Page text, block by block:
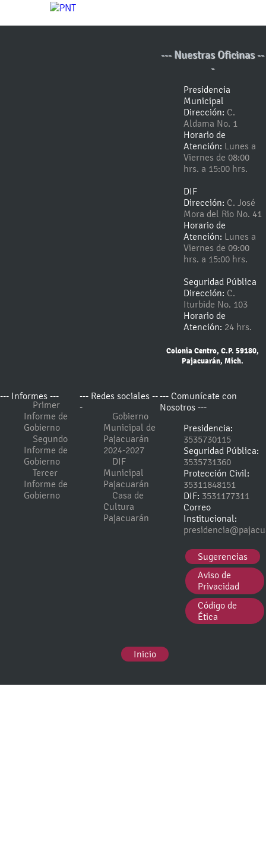
--- Nuestras Oficinas --
-
Presidencia
Municipal
Dirección: C.
Aldama No. 1
Horario de
Atención: Lunes a
Viernes de 08:00
hrs. a 15:00 hrs.
DIF
Dirección: C. José
Mora del Rio No. 41
Horario de
Atención: Lunes a
Viernes de 09:00
hrs. a 15:00 hrs.
Seguridad Pública
Dirección: C.
Iturbide No. 103
Horario de
Atención: 24 hrs.
Colonia Centro, C.P. 59180,
Pajacuarán, Mich.
--- Informes ---
Primer
Informe de
Gobierno
Segundo
Informe de
Gobierno
Tercer
Informe de
Gobierno
--- Redes sociales --
-
Gobierno
Municipal de
Pajacuarán
2024-2027
DIF
Municipal
Pajacuarán
Casa de
Cultura
Pajacuarán
--- Comunícate con
Nosotros ---
Presidencia:
3535730115
Seguridad Pública:
3535731360
Protección Civil:
35311848151
DIF: 3531177311
Correo
Institucional:
Sugerencias
Aviso de
Privacidad
Código de
Ética
Inicio